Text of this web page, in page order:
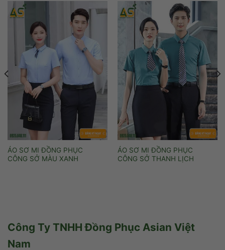
ÁO SƠ MI ĐỒNG PHỤC
CÔNG SỞ MÀU XANH
ÁO SƠ MI ĐỒNG PHỤC
CÔNG SỞ THANH LỊCH
Công Ty TNHH Đồng Phục Asian Việt
Nam